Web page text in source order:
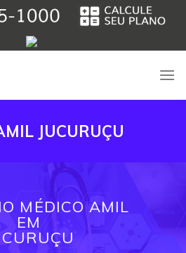
JUCURUÇU
MÉDICO AMIL
EM